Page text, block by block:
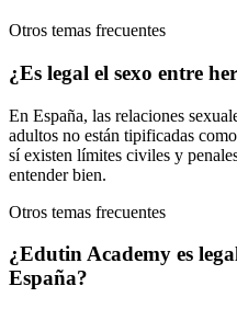
Otros temas frecuentes
¿Es legal el sexo entre
En España, las relaciones
adultos no están tipificadas
sí existen límites civiles y
entender bien.
Otros temas frecuentes
¿Edutin Academy es
España?